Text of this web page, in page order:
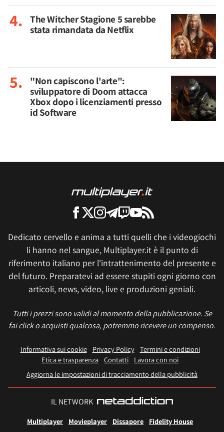
The Witcher Stagione 5 sarebbe
stata rimandata da Netflix
"Non capiscono l'arte":
sviluppatore di Doom attacca
Xbox dopo i licenziamenti presso
id Software
Dedicato cervello e anima a tutti quelli che i videogiochi
li hanno nel sangue, Multiplayer.it è il punto di
riferimento italiano per l'intrattenimento del presente e
del futuro. Preparatevi ad essere stupiti ogni giorno con
articoli, news, video, live e produzioni geniali.
Tutti i prezzi sono validi al momento della pubblicazione. Se
fai click o acquisti qualcosa, potremmo ricevere un compenso.
Informativa sui cookie Privacy Policy
Termini e condizioni
Etica e trasparenza Contatti
Lavora con noi
Aggiorna le impostazioni di tracciamento della pubblicità
IL NETWORK
Multiplayer Movieplayer Dissapore
Fidelity House